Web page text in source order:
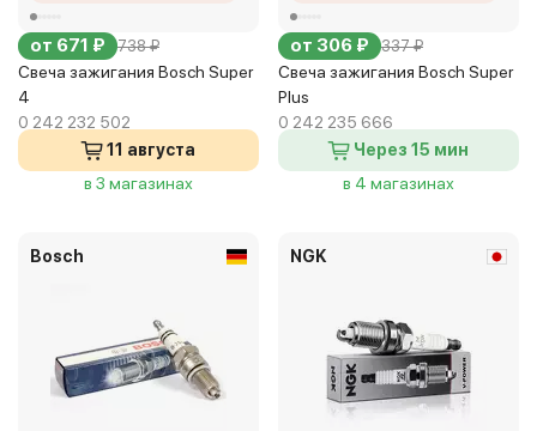
от 671 ₽ 738 ₽
Свеча зажигания Bosch Super
4
0 242 232 502
11 августа
в 3 магазинах
от 306 ₽ 337 ₽
Свеча зажигания Bosch Super
Plus
0 242 235 666
Через 15 мин
в 4 магазинах
Bosch NGK